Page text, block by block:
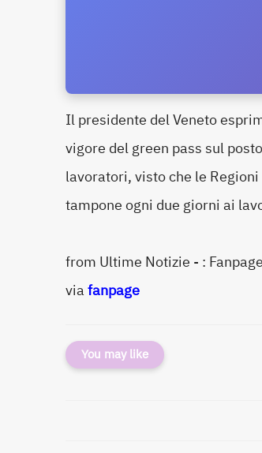
Il presidente del Veneto
vigore del green pass sul
lavoratori, visto che le
tampone ogni due giorni ai
from Ultime Notizie - :
viafanpage
You may like